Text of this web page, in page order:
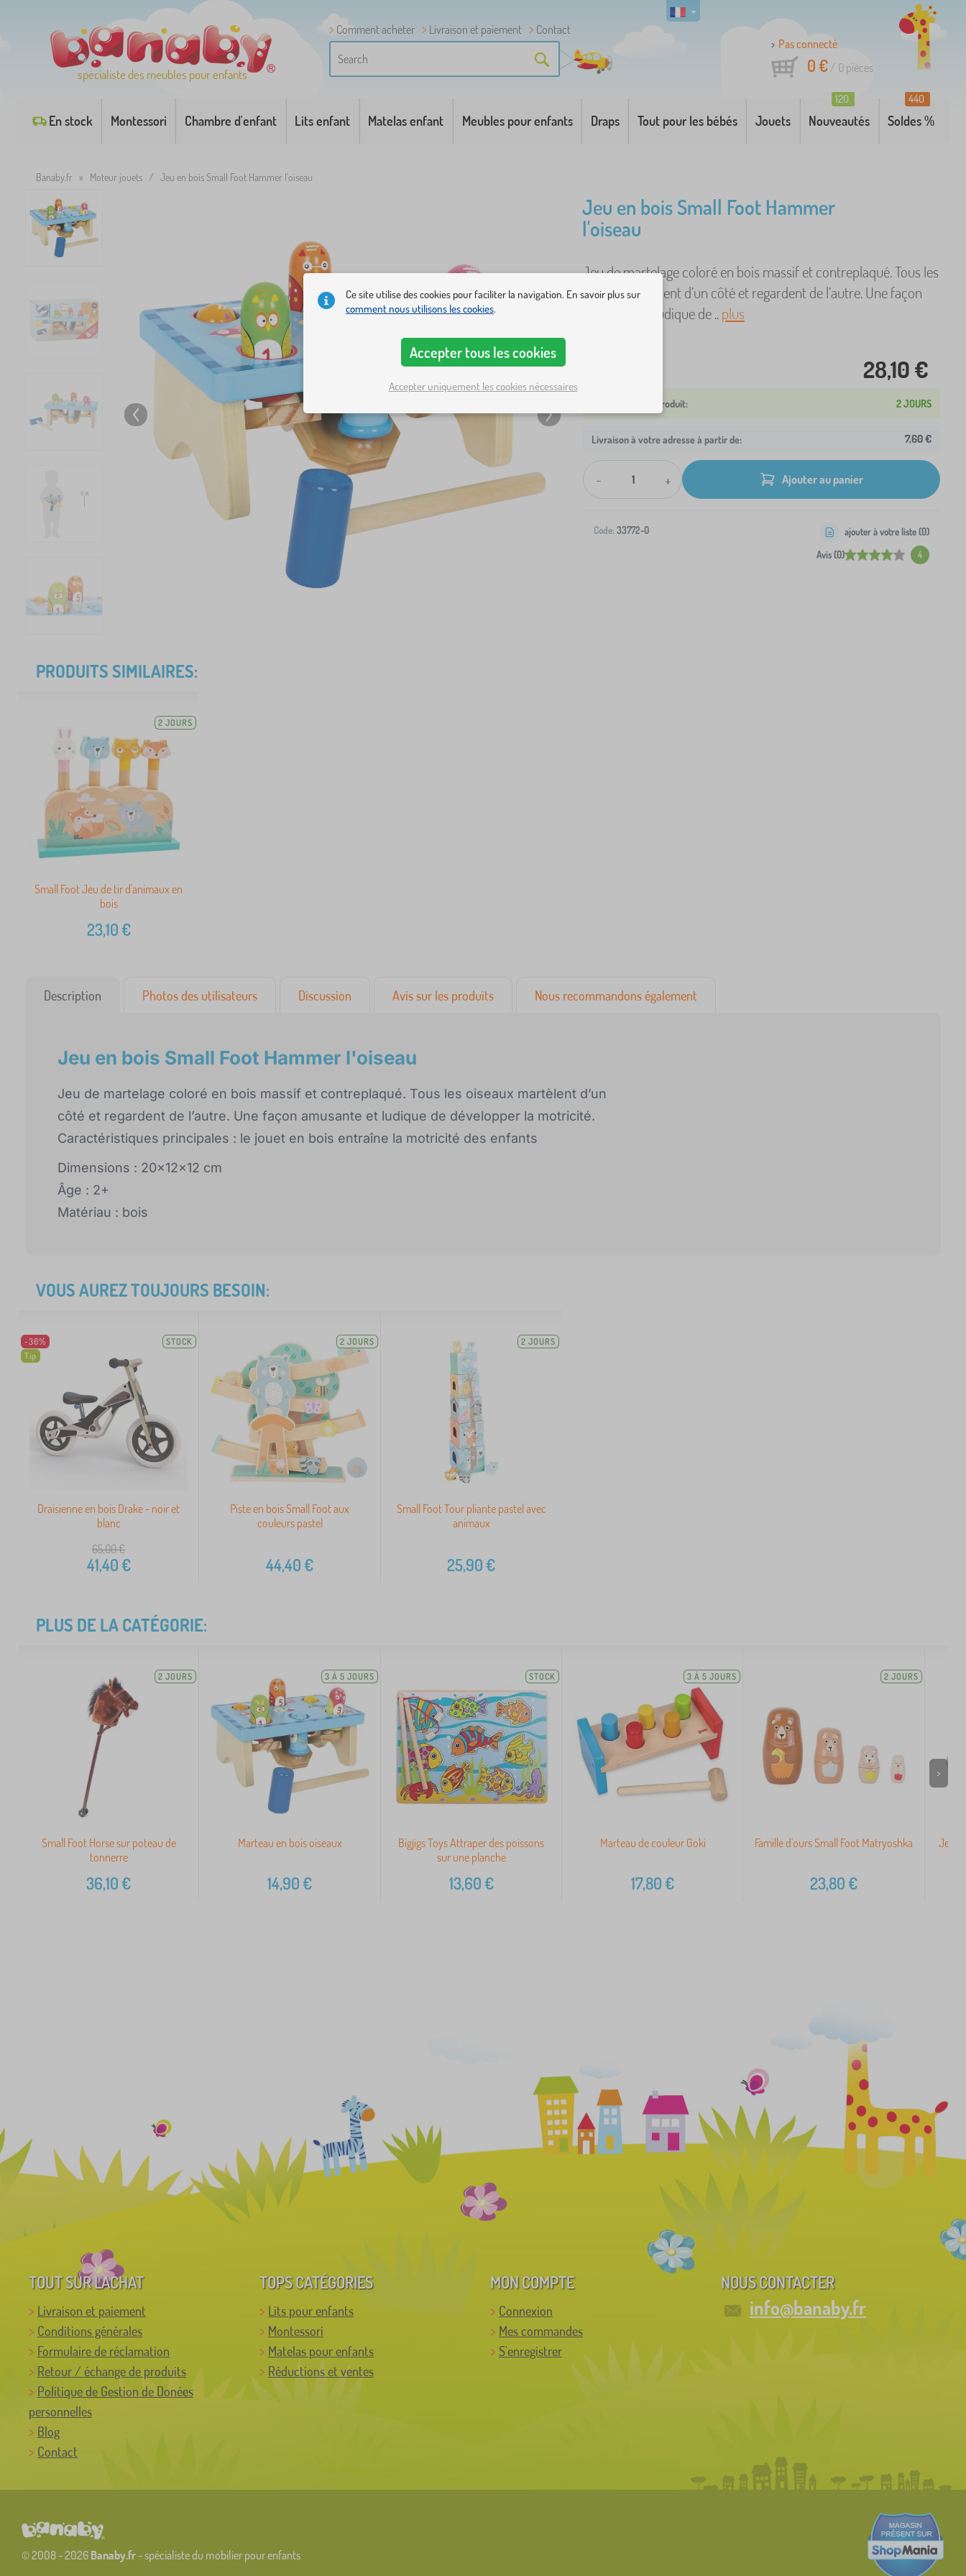
spécialiste des meubles pour enfants
Comment acheter Livraison et paiement
Contact
Pas connecté
0 €/ 0 pièces
En stock Montessori Chambre d'enfant Lits enfant Matelas enfant Meubles pour enfants Draps Tout pour les bébés Jouets Nouveautés
120
Soldes %
440
Banaby.fr » Moteur jouets / Jeu en bois Small Foot Hammer l'oiseau
Jeu en bois Small Foot Hammer
l'oiseau
Jeu de martelage coloré en bois massif et contreplaqué. Tous les
oiseaux martèlent d’un côté et regardent de l’autre. Une façon
amusante et ludique de ..plus
28,10 €
2 JOURS
Livraison à votre adresse à partir de: 7,60 €
- + Ajouter au panier
Code: 33772-0
Avis (0) 4
ajouter à votre liste (0)
PRODUITS SIMILAIRES:
2 JOURS
Small Foot Jeu de tir d'animaux en
bois
23,10€
Description Photos des utilisateurs Discussion Avis sur les produits Nous recommandons également
Jeu en bois Small Foot Hammer l'oiseau
Jeu de martelage coloré en bois massif et contreplaqué. Tous les oiseaux martèlent d’un
côté et regardent de l’autre. Une façon amusante et ludique de développer la motricité.
Caractéristiques principales : le jouet en bois entraîne la motricité des enfants
Dimensions : 20x12x12 cm
Âge : 2+
Matériau : bois
VOUS AUREZ TOUJOURS BESOIN:
-36%
Tip
STOCK
Draisienne en bois Drake - noir et
blanc
65,00€
41,40€
2 JOURS
Piste en bois Small Foot aux
couleurs pastel
44,40€
2 JOURS
Small Foot Tour pliante pastel avec
animaux
25,90€
PLUS DE LA CATÉGORIE:
2 JOURS
Small Foot Horse sur poteau de
tonnerre
36,10€
3 À 5 JOURS
Marteau en bois oiseaux
14,90€
STOCK
Bigjigs Toys Attraper des poissons
sur une planche
13,60€
3 À 5 JOURS
Marteau de couleur Goki
17,80€
2 JOURS
Famille d'ours Small Foot Matryoshka
23,80€
Jeu
>
TOUT SUR L'ACHAT
Livraison et paiement
Conditions générales
Formulaire de réclamation
Retour / échange de produits
Politique de Gestion de Donées
personnelles
Blog
Contact
TOPS CATÉGORIES
Lits pour enfants
Montessori
Matelas pour enfants
Réductions et ventes
MON COMPTE
Connexion
Mes commandes
S'enregistrer
NOUS CONTACTER
info@banaby.fr
© 2008 - 2026 Banaby.fr- spécialiste du mobilier pour enfants
Ce site utilise des cookies pour faciliter la navigation. En savoir plus sur
comment nous utilisons les cookies.
Accepter tous les cookies
Accepter uniquement les cookies nécessaires